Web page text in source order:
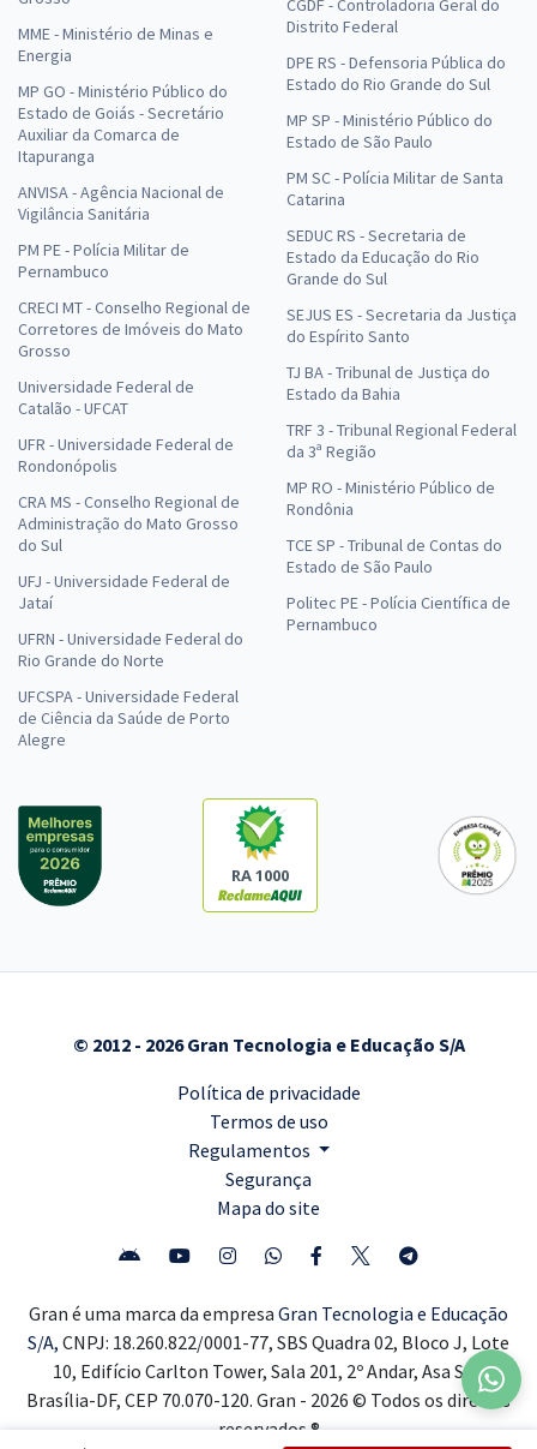
MME - Ministério de Minas e
Energia
MP GO - Ministério Público do
Estado de Goiás - Secretário
Auxiliar da Comarca de
Itapuranga
ANVISA - Agência Nacional de
Vigilância Sanitária
PM PE - Polícia Militar de
Pernambuco
CRECI MT - Conselho Regional de
Corretores de Imóveis do Mato
Grosso
Universidade Federal de
Catalão - UFCAT
UFR - Universidade Federal de
Rondonópolis
CRA MS - Conselho Regional de
Administração do Mato Grosso
do Sul
UFJ - Universidade Federal de
Jataí
UFRN - Universidade Federal do
Rio Grande do Norte
UFCSPA - Universidade Federal
de Ciência da Saúde de Porto
Alegre
CGDF - Controladoria Geral do
Distrito Federal
DPE RS - Defensoria Pública do
Estado do Rio Grande do Sul
MP SP - Ministério Público do
Estado de São Paulo
PM SC - Polícia Militar de Santa
Catarina
SEDUC RS - Secretaria de
Estado da Educação do Rio
Grande do Sul
SEJUS ES - Secretaria da Justiça
do Espírito Santo
TJ BA - Tribunal de Justiça do
Estado da Bahia
TRF 3 - Tribunal Regional Federal
da 3ª Região
MP RO - Ministério Público de
Rondônia
TCE SP - Tribunal de Contas do
Estado de São Paulo
Politec PE - Polícia Científica de
Pernambuco
RA 1000
© 2012 - 2026 Gran Tecnologia e Educação S/A
Política de privacidade
Termos de uso
Regulamentos
Segurança
Mapa do site
Gran é uma marca da empresa Gran Tecnologia e Educação
S/A, CNPJ: 18.260.822/0001-77, SBS Quadra 02, Bloco J, Lote
10, Edifício Carlton Tower, Sala 201, 2º Andar, Asa Sul,
Brasília-DF, CEP 70.070-120. Gran - 2026 © Todos os direitos
reservados ®